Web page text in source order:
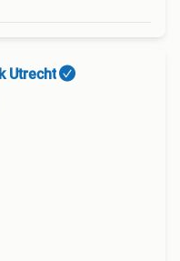
Utrecht